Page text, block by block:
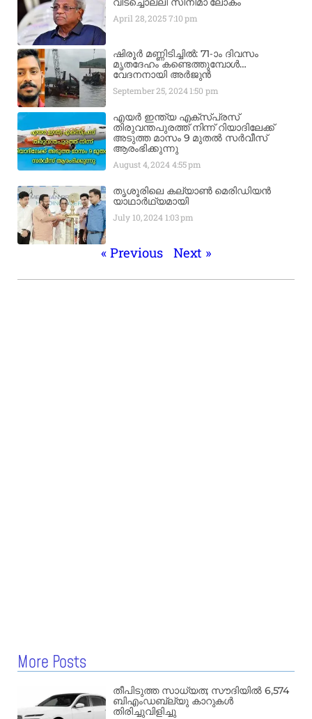
April 28, 20257:10 pm
ഷിരൂർ മണ്ണിടിച്ചിൽ: 71-ാം ദിവസം
മൃതദേഹം കണ്ടെത്തുമ്പോൾ…
വേദനനായി അർജുൻ
September 25, 20241:50 pm
എയർ ഇന്ത്യ എക്​സ്​പ്രസ്​
തിരുവന്തപുരത്ത് നിന്ന്​ റിയാദിലേക്ക്
അടുത്ത മാസം 9 മുതൽ സർവീസ്
ആരംഭിക്കുന്നു
August 4, 20244:55 pm
തൃശൂരിലെ കല്യാൺ മെരിഡിയൻ
യാഥാർഥ്യമായി
July 10, 2024 1:03 pm
« Previous Next »
More Posts
തീപിടുത്ത സാധ്യത; സൗദിയിൽ 6,574
ബിഎംഡബ്ല്യു കാറുകൾ
തിരിച്ചുവിളിച്ചു